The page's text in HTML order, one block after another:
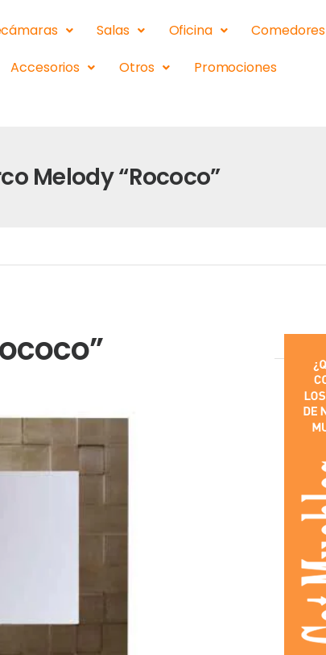
Salas Oficina
Comedores
Accesorios Otros Promociones
Melody “Rococo”